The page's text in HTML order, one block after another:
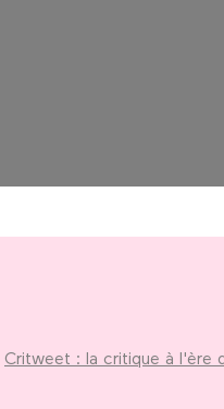
Critweet : la critique à l'ère